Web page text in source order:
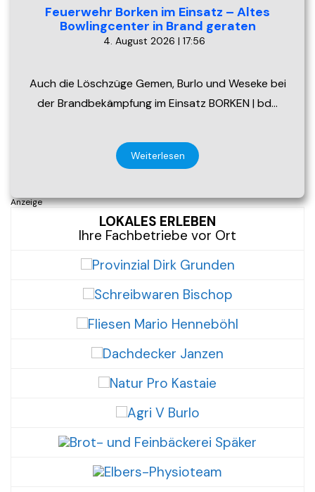
Feuerwehr Borken im Einsatz – Altes
Bowlingcenter in Brand geraten
4. August 2026 | 17:56
Auch die Löschzüge Gemen, Burlo und Weseke bei
der Brandbekämpfung im Einsatz BORKEN | bd…
Weiterlesen
Anzeige
LOKALES ERLEBEN
Ihre Fachbetriebe vor Ort